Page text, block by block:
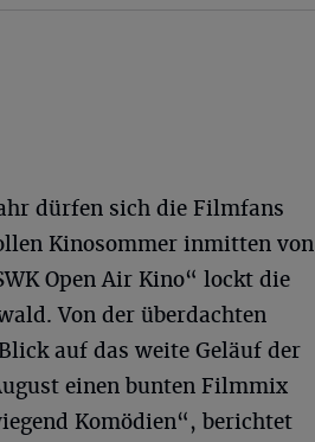
dürfen sich die Filmfans
Kinosommer inmitten von
Open Air Kino“ lockt die
Von der überdachten
auf das weite Geläuf der
einen bunten Filmmix
Komödien“, berichtet